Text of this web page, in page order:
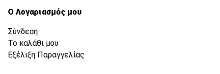
Ο Λογαριασμός μου
Σύνδεση
Το καλάθι μου
Εξέλιξη Παραγγελίας